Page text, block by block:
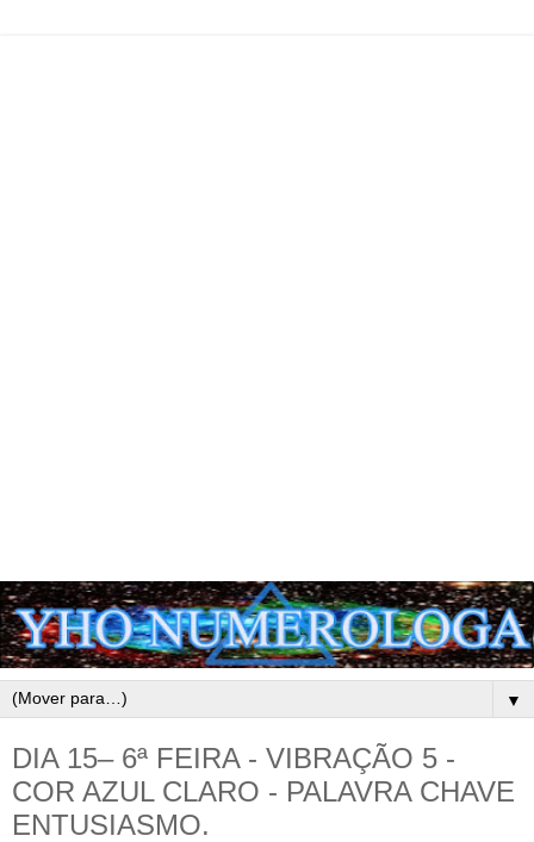
▼
DIA 15– 6ª FEIRA - VIBRAÇÃO 5 -
COR AZUL CLARO - PALAVRA CHAVE
ENTUSIASMO.